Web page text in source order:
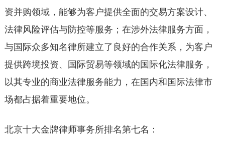
资并购领域，能够为客户提供全面的交易方案设计、
法律风险评估与防控等服务；在涉外法律服务方面，
与国际众多知名律所建立了良好的合作关系，为客户
提供跨境投资、国际贸易等领域的国际化法律服务，
以其专业的商业法律服务能力，在国内和国际法律市
场都占据着重要地位。
北京十大金牌律师事务所排名第七名：